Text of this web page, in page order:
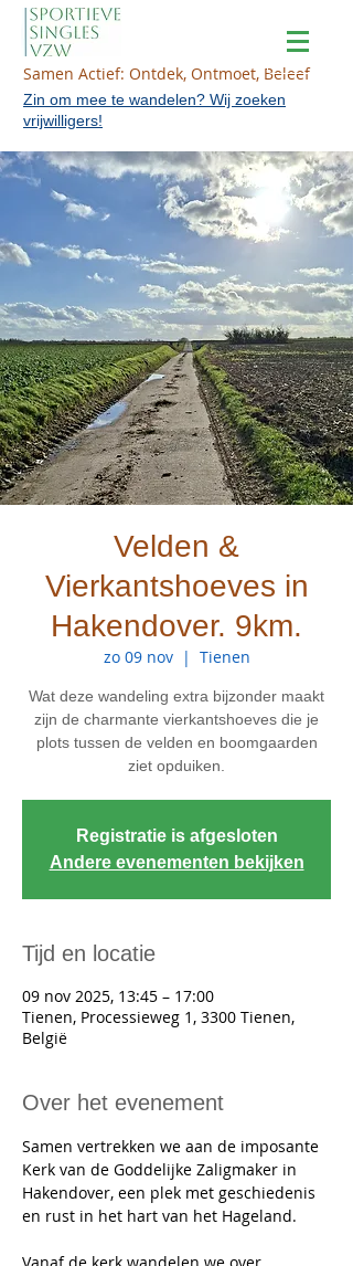
Samen Actief: Ontdek, Ontmoet, Beleef
Zin om mee te wandelen? Wij zoeken
vrijwilligers!
Velden &
Vierkantshoeves in
Hakendover. 9km.
zo 09 nov
  |
Tienen
Wat deze wandeling extra bijzonder maakt
zijn de charmante vierkantshoeves die je
plots tussen de velden en boomgaarden
ziet opduiken.
Registratie is afgesloten
Andere evenementen bekijken
Tijd en locatie
09 nov 2025, 13:45 – 17:00
Tienen, Processieweg 1, 3300 Tienen,
België
Over het evenement
Samen vertrekken we aan de imposante
Kerk van de Goddelijke Zaligmaker in
Hakendover, een plek met geschiedenis
en rust in het hart van het Hageland.